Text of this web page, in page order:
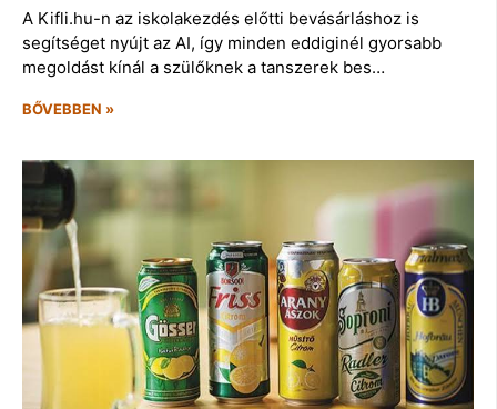
A Kifli.hu-n az iskolakezdés előtti bevásárláshoz is
segítséget nyújt az AI, így minden eddiginél gyorsabb
megoldást kínál a szülőknek a tanszerek bes…
BŐVEBBEN »